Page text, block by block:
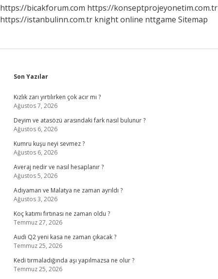
https://bicakforum.com https://konseptprojeyonetim.com.tr
https://istanbulinn.com.tr knight online nttgame Sitemap
Sidebar
Son Yazılar
Kızlık zarı yırtılırken çok acır mı ?
Ağustos 7, 2026
Deyim ve atasözü arasındaki fark nasıl bulunur ?
Ağustos 6, 2026
Kumru kuşu neyi sevmez ?
Ağustos 6, 2026
Averaj nedir ve nasıl hesaplanır ?
Ağustos 5, 2026
Adıyaman ve Malatya ne zaman ayrıldı ?
Ağustos 3, 2026
Koç katımı fırtınası ne zaman oldu ?
Temmuz 27, 2026
Audi Q2 yeni kasa ne zaman çıkacak ?
Temmuz 25, 2026
Kedi tırmaladığında aşı yapılmazsa ne olur ?
Temmuz 25, 2026